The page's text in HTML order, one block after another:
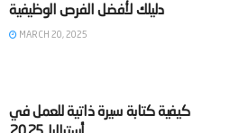
دليلك لأفضل الفرص الوظيفية‬
MARCH 20, 2025
‫كيفية كتابة سيرة ذاتية للعمل في